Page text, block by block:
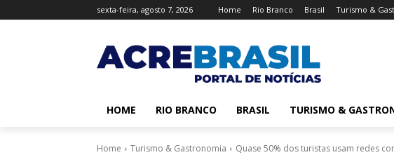
sexta-feira, agosto 7, 2026 Home Rio Branco Brasil Turismo &
HOME RIO BRANCO BRASIL TURISMO &
Home Turismo & Gastronomia Quase 50% dos turistas usam redes